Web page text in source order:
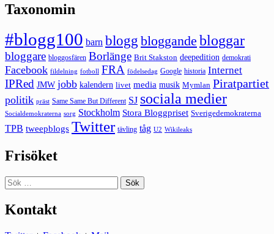
Taxonomin
#blogg100 barn blogg bloggande bloggar
bloggare bloggosfären Borlänge Brit Stakston deepedition demokrati
Facebook fildelning fotboll FRA födelsedag Google historia Internet
IPRed JMW jobb kalendern livet media musik Mymlan Piratpartiet
politik präst Same Same But Different SJ sociala medier
Socialdemokraterna sorg Stockholm Stora Bloggpriset Sverigedemokraterna
TPB tweepblogs Twitter tävling tåg U2 Wikileaks
Frisöket
Sök
efter:
Kontakt